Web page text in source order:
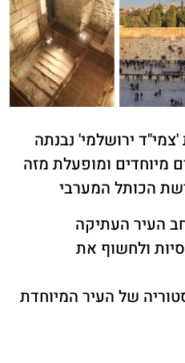
ירושלמי' נבנתה
מיוחדים ומופעלת מזה
הכותל המערבי
העיר העתיקה
ולחשוף את
של העיר המיוחדת